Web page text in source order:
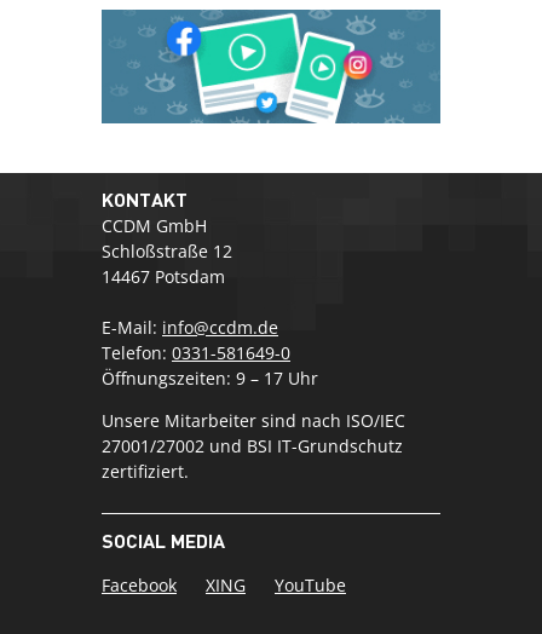
KONTAKT
CCDM GmbH
Schloßstraße 12
14467 Potsdam
E-Mail: info@ccdm.de
Telefon: 0331-581649-0
Öffnungszeiten: 9 – 17 Uhr
Unsere Mitarbeiter sind nach ISO/IEC
27001/27002 und BSI IT-Grundschutz
zertifiziert.
SOCIAL MEDIA
Facebook
XING YouTube